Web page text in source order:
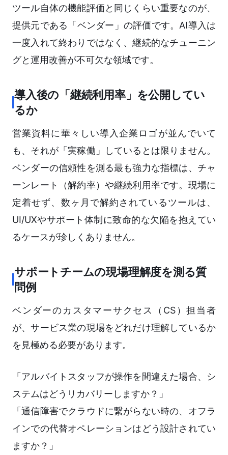
ツール自体の機能評価と同じくらい重要なのが、
提供元である「ベンダー」の評価です。AI導入は
一度入れて終わりではなく、継続的なチューニン
グと運用改善が不可欠な領域です。
導入後の「継続利用率」を公開してい
るか
営業資料に華々しい導入企業ロゴが並んでいて
も、それが「実稼働」しているとは限りません。
ベンダーの信頼性を測る最も強力な指標は、チャ
ーンレート（解約率）や継続利用率です。現場に
定着せず、数ヶ月で解約されているツールは、
UI/UXやサポート体制に致命的な欠陥を抱えてい
るケースが珍しくありません。
サポートチームの現場理解度を測る質
問例
ベンダーのカスタマーサクセス（CS）担当者
が、サービス業の現場をどれだけ理解しているか
を見極める必要があります。
「アルバイトスタッフが操作を間違えた場合、シ
ステムはどうリカバリーしますか？」
「通信障害でクラウドに繋がらない時の、オフラ
インでの代替オペレーションはどう設計されてい
ますか？」